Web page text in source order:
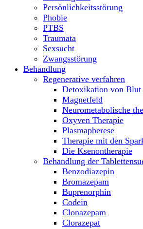
Persönlichkeitsstörung
Phobie
PTBS
Traumata
Sexsucht
Zwangsstörung
Behandlung
Regenerative verfahren
Detoxikation von Blut
Magnetfeld
Neurometabolische
Oxyven Therapie
Plasmapherese
Therapie mit den
Die Ksenontherapie
Behandlung der
Benzodiazepin
Bromazepam
Buprenorphin
Codein
Clonazepam
Clorazepat